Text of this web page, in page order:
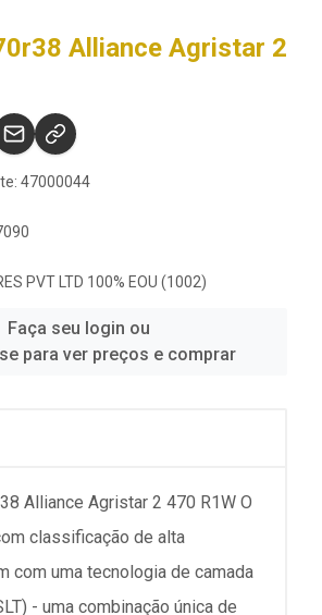
Alliance Agristar 2
47000044
PVT LTD 100% EOU (1002)
Faça seu login ou
para ver preços e comprar
Alliance Agristar 2 470 R1W O
classificação de alta
com uma tecnologia de camada
- uma combinação única de